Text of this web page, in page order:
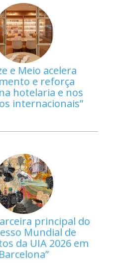
e Meio acelera
e reforça
hotelaria e nos
internacionais
principal do
Mundial de
da UIA 2026 em
Barcelona